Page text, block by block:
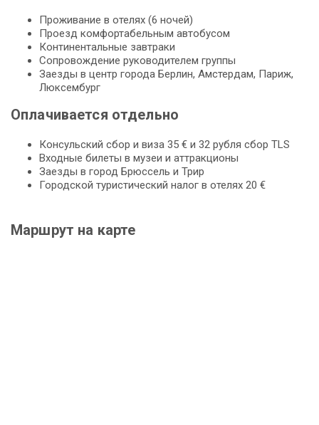
Проживание в отелях (6 ночей)
Проезд комфортабельным автобусом
Континентальные завтраки
Сопровождение руководителем группы
Заезды в центр города Берлин, Амстердам, Париж,
Люксембург
Оплачивается отдельно
Консульский сбор и виза 35 € и 32 рубля сбор TLS
Входные билеты в музеи и аттракционы
Заезды в город Брюссель и Трир
Городской туристический налог в отелях 20 €
Маршрут на карте